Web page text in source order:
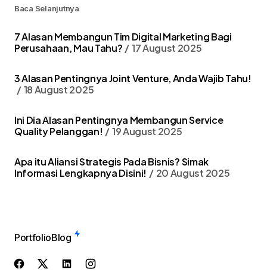
Baca Selanjutnya
7 Alasan Membangun Tim Digital Marketing Bagi
Perusahaan, Mau Tahu?
17 August 2025
3 Alasan Pentingnya Joint Venture, Anda Wajib Tahu!
18 August 2025
Ini Dia Alasan Pentingnya Membangun Service
Quality Pelanggan!
19 August 2025
Apa itu Aliansi Strategis Pada Bisnis? Simak
Informasi Lengkapnya Disini!
20 August 2025
PortfolioBlog